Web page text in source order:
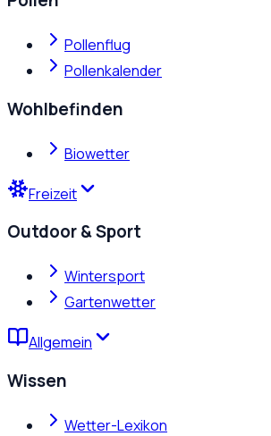
Pollenflug
Pollenkalender
Wohlbefinden
Biowetter
Freizeit
Outdoor & Sport
Wintersport
Gartenwetter
Allgemein
Wissen
Wetter-Lexikon